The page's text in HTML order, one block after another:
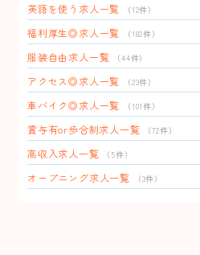
英語を使う求人一覧
（12件）
福利厚生◎求人一覧 （182件）
服装自由求人一覧 （44件）
アクセス◎求人一覧 （23件）
車バイク◎求人一覧 （101件）
賞与有or歩合制求人一覧 （72件）
高収入求人一覧 （5件）
オープニング求人一覧 （3件）